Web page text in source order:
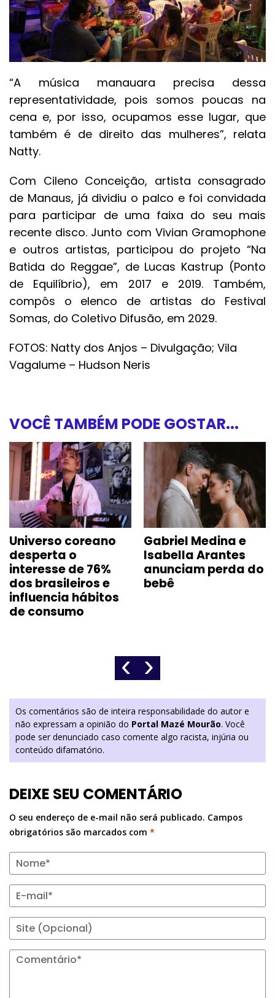
“A música manauara precisa dessa
representatividade, pois somos poucas na
cena e, por isso, ocupamos esse lugar, que
também é de direito das mulheres”, relata
Natty.
Com Cileno Conceição, artista consagrado
de Manaus, já dividiu o palco e foi convidada
para participar de uma faixa do seu mais
recente disco. Junto com Vivian Gramophone
e outros artistas, participou do projeto “Na
Batida do Reggae”, de Lucas Kastrup (Ponto
de Equilíbrio), em 2017 e 2019. Também,
compôs o elenco de artistas do Festival
Somas, do Coletivo Difusão, em 2029.
FOTOS: Natty dos Anjos – Divulgação; Vila
Vagalume – Hudson Neris
VOCÊ TAMBÉM PODE GOSTAR...
e
Gabriel Medina e
Isabella Arantes
anunciam perda do
bebê
Pesquisa
62,6% dos
que moram
‹ ›
Os comentários são de inteira responsabilidade do autor e
não expressam a opinião do Portal Mazé Mourão. Você
pode ser denunciado caso comente algo racista, injúria ou
conteúdo difamatório.
DEIXE SEU COMENTÁRIO
O seu endereço de e-mail não será publicado. Campos
obrigatórios são marcados com *